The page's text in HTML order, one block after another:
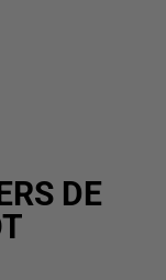
DE